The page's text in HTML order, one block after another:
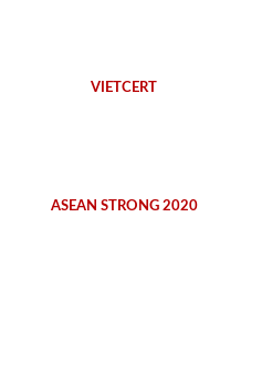
VIETCERT
ASEAN STRONG 2020